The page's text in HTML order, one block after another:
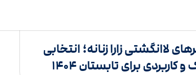
لاانگشتی زارا زنانه؛ انتخابی
کاربردی برای تابستان ۱۴۰۴